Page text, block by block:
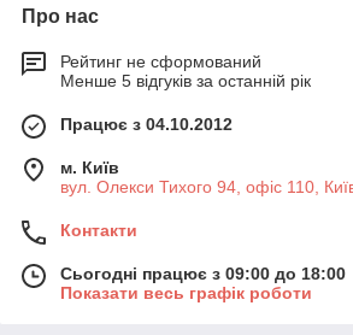
Про нас
Рейтинг не сформований
Менше 5 відгуків за останній рік
Працює з 04.10.2012
м. Київ
вул. Олекси Тихого 94, офіс 110,
Контакти
Сьогодні працює з 09:00 до 18:00
Показати весь графік роботи